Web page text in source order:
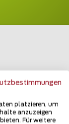
platzieren, um
anzuzeigen
Für weitere